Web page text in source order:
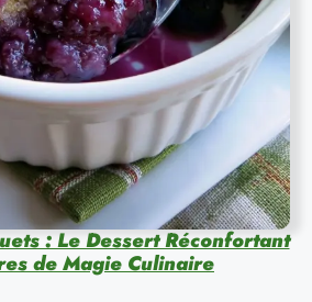
: Le Dessert Réconfortant
de Magie Culinaire